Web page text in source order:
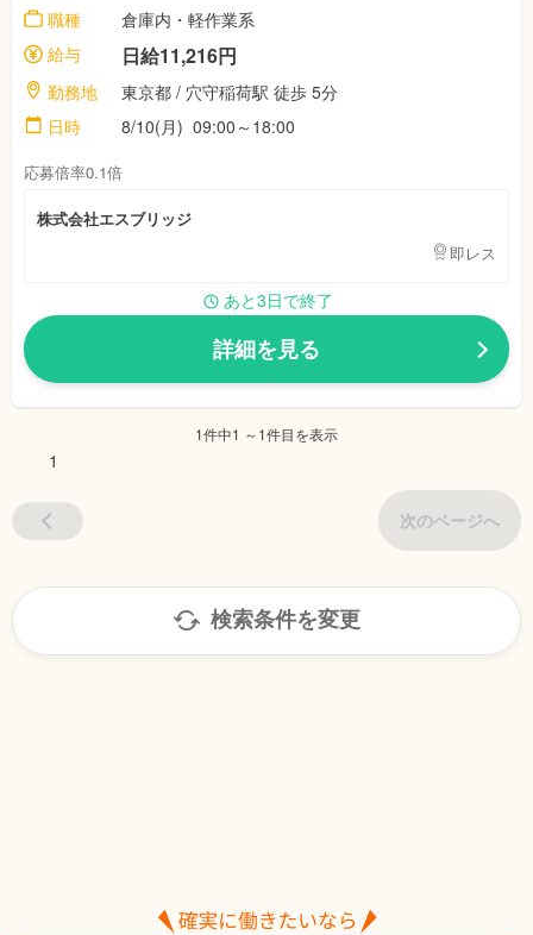
職種
倉庫内・軽作業系
給与
日給11,216円
勤務地
東京都 / 穴守稲荷駅 徒歩 5分
日時
8/10(月) 09:00～18:00
応募倍率0.1倍
株式会社エスブリッジ
即レス
あと3日で終了
詳細を見る
1件中1 ～1件目を表示
1
次のページへ
検索条件を変更